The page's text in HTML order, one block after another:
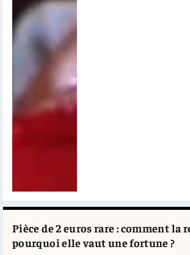
Pièce de 2 euros rare : comment la
pourquoi elle vaut une fortune ?